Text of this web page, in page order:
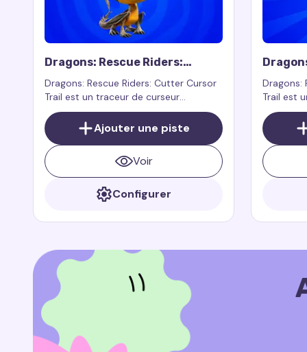
Dragons: Rescue Riders:
Cutter Cursor Trail
Dragons: Rescue Riders: Cutter Cursor
Trail est un traceur de curseur
personnalisé inspiré par le personnage
Cutter de l'émission Dragons: Rescue
Riders. Cutter est l'un des dragons
principaux de l'émission, connu comme
le plus fort et le plus déterminé parmi
tous les héros
Ajouter une piste
Voir
Configurer
Winger
Dragons:
Trail est
Winger
Rescue
est un
même
Dragon